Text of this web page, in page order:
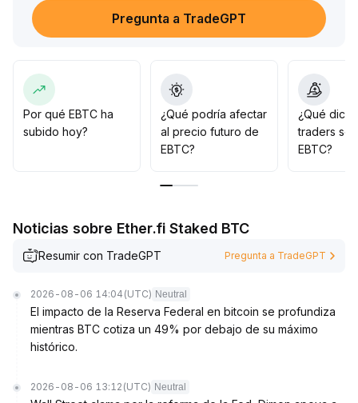
operaciones; se recomienda cautela ante posibles
retrocesos por falsas rupturas y monitorear el soporte
podría desafiar el nivel de USD 15,00
En caso de que disminuya la fuerza de entrada de ETF
o que cambie el sentimiento macroeconómico, es
recomendable ajustar las posiciones oportunamente.
A mediano y largo plazo, se aconseja seguir de cerca
regulatoria, que se consideran la base fundamental del
Pregunta a TradeGPT
Por qué EBTC ha
subido hoy?
¿Qué podría afectar
al precio futuro de
EBTC?
¿Qué
traders
EBTC?
Noticias sobre Ether.fi Staked BTC
Resumir con TradeGPT Pregunta a TradeGPT
2026-08-06 14:04 (UTC) Neutral
El impacto de la Reserva Federal en bitcoin se profundiza
mientras BTC cotiza un 49% por debajo de su máximo
histórico.
2026-08-06 13:12 (UTC) Neutral